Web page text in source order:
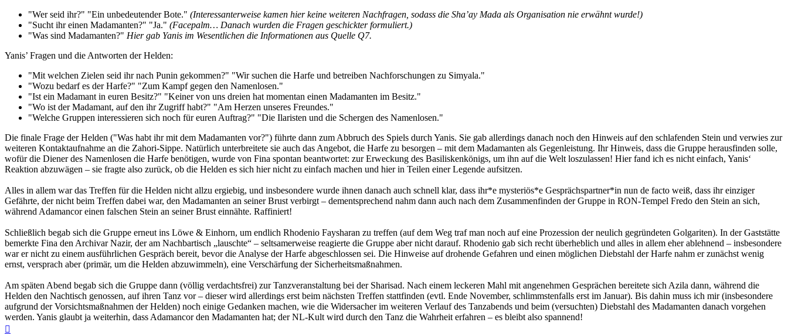
"Wer seid ihr?" "Ein unbedeutender Bote." (Interessanterweise kamen hier keine weiteren Nachfragen, sodass die Sha’ay Mada als Organisation nie erwähnt wurde!)
"Sucht ihr einen Madamanten?" "Ja." (Facepalm… Danach wurden die Fragen geschickter formuliert.)
"Was sind Madamanten?" Hier gab Yanis im Wesentlichen die Informationen aus Quelle Q7.
Yanis’ Fragen und die Antworten der Helden:
"Mit welchen Zielen seid ihr nach Punin gekommen?" "Wir suchen die Harfe und betreiben Nachforschungen zu Simyala."
"Wozu bedarf es der Harfe?" "Zum Kampf gegen den Namenlosen."
"Ist ein Madamant in euren Besitz?" "Keiner von uns dreien hat momentan einen Madamanten im Besitz."
"Wo ist der Madamant, auf den ihr Zugriff habt?" "Am Herzen unseres Freundes."
"Welche Gruppen interessieren sich noch für euren Auftrag?" "Die Ilaristen und die Schergen des Namenlosen."
Die finale Frage der Helden ("Was habt ihr mit dem Madamanten vor?") führte dann zum Abbruch des Spiels durch Yanis. Sie gab allerdings danach noch den Hinweis auf den schlafenden Stein und verwies zur
weiteren Kontaktaufnahme an die Zahori-Sippe. Natürlich unterbreitete sie auch das Angebot, die Harfe zu besorgen – mit dem Madamanten als Gegenleistung. Ihr Hinweis, dass die Gruppe herausfinden solle,
wofür die Diener des Namenlosen die Harfe benötigen, wurde von Fina spontan beantwortet: zur Erweckung des Basiliskenkönigs, um ihn auf die Welt loszulassen! Hier fand ich es nicht einfach, Yanis‘
Reaktion abzuwägen – sie fragte also zurück, ob die Helden es sich hier nicht zu einfach machen und hier in Teilen einer Legende aufsitzen.
Alles in allem war das Treffen für die Helden nicht allzu ergiebig, und insbesondere wurde ihnen danach auch schnell klar, dass ihr*e mysteriös*e Gesprächspartner*in nun de facto weiß, dass ihr einziger
Gefährte, der nicht beim Treffen dabei war, den Madamanten an seiner Brust verbirgt – dementsprechend nahm dann auch nach dem Zusammenfinden der Gruppe in RON-Tempel Fredo den Stein an sich,
während Adamancor einen falschen Stein an seiner Brust einnähte. Raffiniert!
Schließlich begab sich die Gruppe erneut ins Löwe & Einhorn, um endlich Rhodenio Faysharan zu treffen (auf dem Weg traf man noch auf eine Prozession der neulich gegründeten Golgariten). In der Gaststätte
bemerkte Fina den Archivar Nazir, der am Nachbartisch „lauschte“ – seltsamerweise reagierte die Gruppe aber nicht darauf. Rhodenio gab sich recht überheblich und alles in allem eher ablehnend – insbesondere
war er nicht zu einem ausführlichen Gespräch bereit, bevor die Analyse der Harfe abgeschlossen sei. Die Hinweise auf drohende Gefahren und einen möglichen Diebstahl der Harfe nahm er zunächst wenig
ernst, versprach aber (primär, um die Helden abzuwimmeln), eine Verschärfung der Sicherheitsmaßnahmen.
Am späten Abend begab sich die Gruppe dann (völlig verdachtsfrei) zur Tanzveranstaltung bei der Sharisad. Nach einem leckeren Mahl mit angenehmen Gesprächen bereitete sich Azila dann, während die
Helden den Nachtisch genossen, auf ihren Tanz vor – dieser wird allerdings erst beim nächsten Treffen stattfinden (evtl. Ende November, schlimmstenfalls erst im Januar). Bis dahin muss ich mir (insbesondere
aufgrund der Vorsichtsmaßnahmen der Helden) noch einige Gedanken machen, wie die Widersacher im weiteren Verlauf des Tanzabends und beim (versuchten) Diebstahl des Madamanten danach vorgehen
werden. Yanis glaubt ja weiterhin, dass Adamancor den Madamanten hat; der NL-Kult wird durch den Tanz die Wahrheit erfahren – es bleibt also spannend!